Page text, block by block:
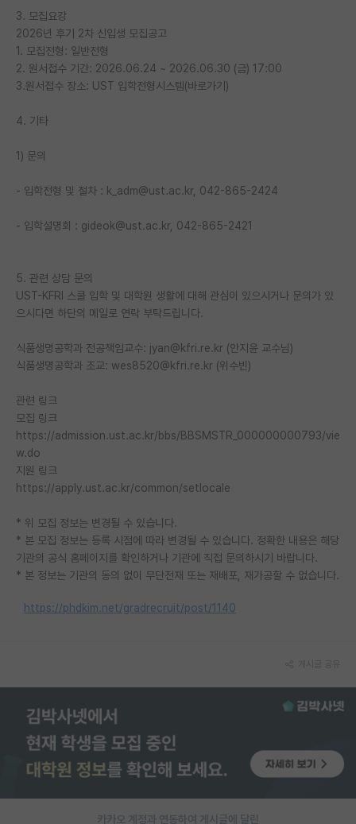
3. 모집요강
2026년 후기 2차 신입생 모집공고
1. 모집전형: 일반전형
2. 원서접수 기간: 2026.06.24 ~ 2026.06.30 (금) 17:00
3.원서접수 장소: UST 입학전형시스템(바로가기)
4. 기타
1) 문의
- 입학전형 및 절차 : k_adm@ust.ac.kr, 042-865-2424
- 입학설명회 : gideok@ust.ac.kr, 042-865-2421
5. 관련 상담 문의
UST-KFRI 스쿨 입학 및 대학원 생활에 대해 관심이 있으시거나 문의가 있
으시다면 하단의 메일로 연락 부탁드립니다.
식품생명공학과 전공책임교수: jyan@kfri.re.kr (안지윤 교수님)
식품생명공학과 조교: wes8520@kfri.re.kr (위수빈)
관련 링크
모집 링크
https://admission.ust.ac.kr/bbs/BBSMSTR_000000000793/vie
w.do
지원 링크
https://apply.ust.ac.kr/common/setlocale
* 위 모집 정보는 변경될 수 있습니다.
* 본 모집 정보는 등록 시점에 따라 변경될 수 있습니다. 정확한 내용은 해당
기관의 공식 홈페이지를 확인하거나 기관에 직접 문의하시기 바랍니다.
* 본 정보는 기관의 동의 없이 무단전재 또는 재배포, 재가공할 수 없습니다.
https://phdkim.net/gradrecruit/post/1140
카카오 계정과 연동하여 게시글에 달린